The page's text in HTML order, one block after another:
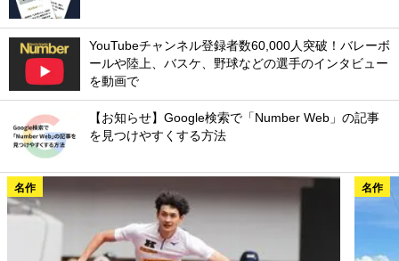
YouTubeチャンネル登録者数60,000人突破！バレーボ
ールや陸上、バスケ、野球などの選手のインタビュー
を動画で
【お知らせ】Google検索で「Number Web」の記事
を見つけやすくする方法
名作 名作